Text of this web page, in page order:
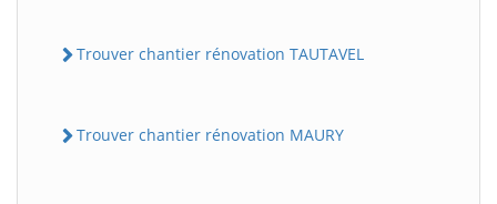
Trouver chantier rénovation TAUTAVEL
Trouver chantier rénovation MAURY